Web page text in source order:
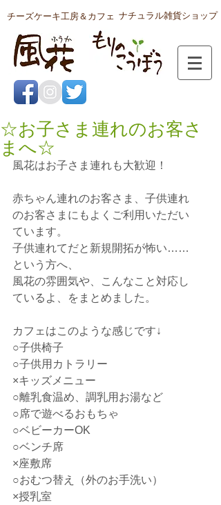
チーズケーキ工房＆カフェ ナチュラル雑貨ショップ
☆お子さま連れのお客さ
まへ☆
風花はお子さま連れも大歓迎！
赤ちゃん連れのお客さま、子供連れ
のお客さまにもよくご利用いただい
ています。
子供連れてだと新規開拓が怖い……
という方へ、
風花の雰囲気や、こんなこと対応し
ているよ、をまとめました。
カフェはこのような感じです↓
○子供椅子
○子供用カトラリー
×キッズメニュー
○離乳食温め、調乳用お湯など
○席で遊べるおもちゃ
○ベビーカーOK
○ベンチ席
×座敷席
○おむつ替え（外のお手洗い）
×授乳室